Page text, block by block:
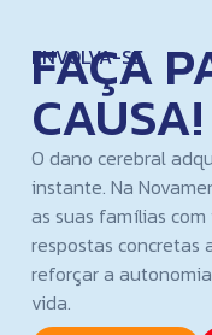
ENVOLVA-SE
FAÇA
CAUSA!
O dano cerebral
instante. Na
as suas famílias
respostas concretas
reforçar a
vida.